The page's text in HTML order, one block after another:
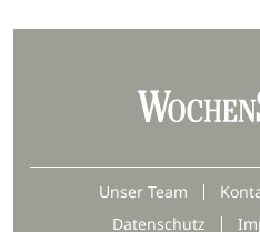
Unser Team
Datenschutz